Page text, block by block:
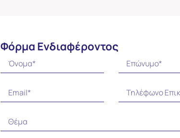
Φόρμα Ενδιαφέροντος